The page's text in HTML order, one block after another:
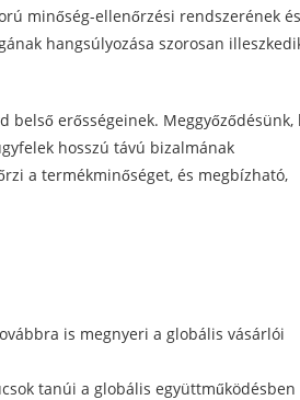
minőség-ellenőrzési rendszerének
hangsúlyozása szorosan
erősségeinek. Meggyőződésünk,
hosszú távú bizalmának
a termékminőséget, és megbízható,
is megnyeri a globális vásárlói
tanúi a globális együttműködésben